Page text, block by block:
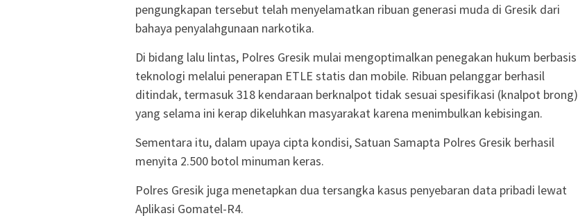
pengungkapan tersebut telah menyelamatkan ribuan generasi muda di Gresik dari
bahaya penyalahgunaan narkotika.
Di bidang lalu lintas, Polres Gresik mulai mengoptimalkan penegakan hukum berbasis
teknologi melalui penerapan ETLE statis dan mobile. Ribuan pelanggar berhasil
ditindak, termasuk 318 kendaraan berknalpot tidak sesuai spesifikasi (knalpot brong)
yang selama ini kerap dikeluhkan masyarakat karena menimbulkan kebisingan.
Sementara itu, dalam upaya cipta kondisi, Satuan Samapta Polres Gresik berhasil
menyita 2.500 botol minuman keras.
Polres Gresik juga menetapkan dua tersangka kasus penyebaran data pribadi lewat
Aplikasi Gomatel-R4.